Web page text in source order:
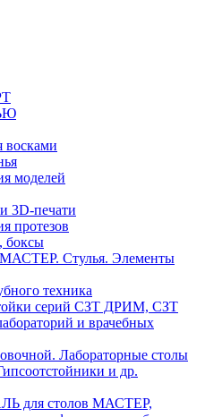
восками
моделей
3D-печати
протезов
боксы
МАСТЕР. Стулья. Элементы
техника
серий СЗТ ДРИМ, СЗТ
и врачебных
Лабораторные столы
и др.
для столов МАСТЕР,